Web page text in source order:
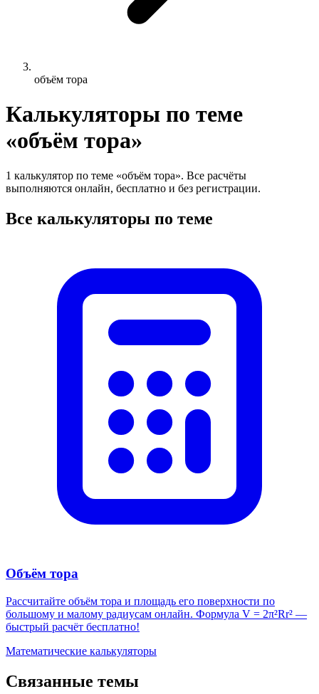
объём тора
Калькуляторы по теме
«объём тора»
1 калькулятор по теме «объём тора». Все расчёты
выполняются онлайн, бесплатно и без регистрации.
Все калькуляторы по теме
Объём тора
Рассчитайте объём тора и площадь его поверхности по
большому и малому радиусам онлайн. Формула V = 2π²Rr² —
быстрый расчёт бесплатно!
Математические калькуляторы
Связанные темы